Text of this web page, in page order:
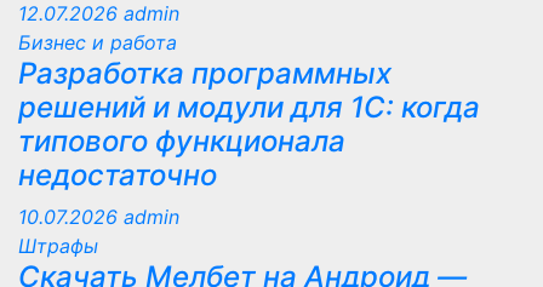
12.07.2026 admin
Бизнес и работа
Разработка программных
решений и модули для 1С: когда
типового функционала
недостаточно
10.07.2026 admin
Штрафы
Скачать Мелбет на Андроид —